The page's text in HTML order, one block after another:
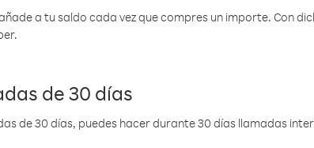
a tu saldo cada vez que compres un importe. Con
de 30 días
de 30 días, puedes hacer durante 30 días llamadas